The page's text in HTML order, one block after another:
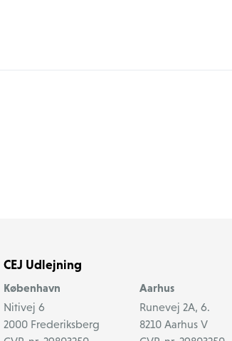
CEJ Udlejning
København
Nitivej 6
2000 Frederiksberg
Aarhus
Runevej 2A, 6.
8210 Aarhus V